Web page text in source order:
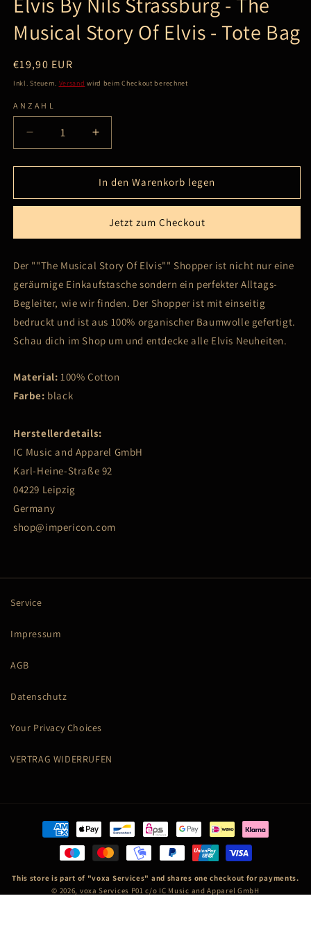
Musical Story Of Elvis - Tote Bag
Normaler
Preis
€19,90 EUR
Inkl. Steuern. Versand wird beim Checkout berechnet
ANZAHL
Verringere
die
Menge
Elvis
Strassburg
The
Musical
Story
Of
Elvis
-
Bag
Erhöhe
die
Menge
für
Elvis
Nils
Strassburg
The
Musical
Story
Elvis
-
Bag
In den Warenkorb legen
Jetzt zum Checkout
Der ""The Musical Story Of Elvis"" Shopper ist nicht nur eine
geräumige Einkaufstasche sondern ein perfekter Alltags-
Begleiter, wie wir finden. Der Shopper ist mit einseitig
bedruckt und ist aus 100% organischer Baumwolle gefertigt.
Schau dich im Shop um und entdecke alle Elvis Neuheiten.
Material: 100% Cotton
Farbe: black
Herstellerdetails:
IC Music and Apparel GmbH
Karl-Heine-Straße 92
04229 Leipzig
Germany
shop@impericon.com
Service
Impressum
AGB
Datenschutz
Your Privacy Choices
VERTRAG WIDERRUFEN
Zahlungsmethoden
This store is part of "voxa Services" and shares one checkout for payments.
© 2026, voxa Services P01 c/o IC Music and Apparel GmbH